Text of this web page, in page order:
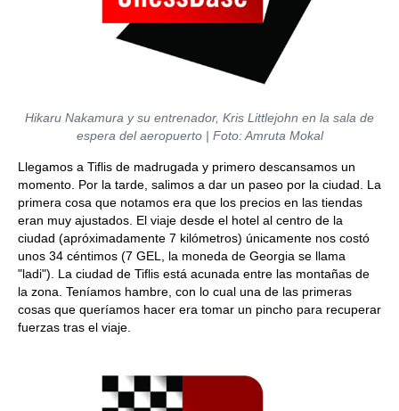
Hikaru Nakamura y su entrenador, Kris Littlejohn en la sala de
espera del aeropuerto | Foto: Amruta Mokal
Llegamos a Tiflis de madrugada y primero descansamos un
momento. Por la tarde, salimos a dar un paseo por la ciudad. La
primera cosa que notamos era que los precios en las tiendas
eran muy ajustados. El viaje desde el hotel al centro de la
ciudad (apróximadamente 7 kilómetros) únicamente nos costó
unos 34 céntimos (7 GEL, la moneda de Georgia se llama
"ladi"). La ciudad de Tiflis está acunada entre las montañas de
la zona. Teníamos hambre, con lo cual una de las primeras
cosas que queríamos hacer era tomar un pincho para recuperar
fuerzas tras el viaje.